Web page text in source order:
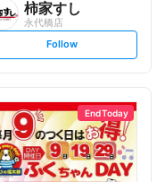
柿家すし
永代橋店
s
t
l
o
w
Follow
End Today